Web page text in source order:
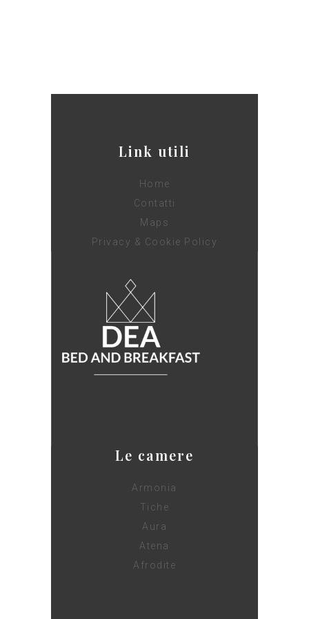
Link utili
Home
Contatti
Maps
Privacy & Cookie Policy
Le camere
Armonia
Tiche
Aura
Atena
Afrodite